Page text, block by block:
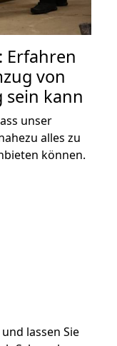
Erfahren
von
sein kann
unser
alles zu
können.
lassen Sie